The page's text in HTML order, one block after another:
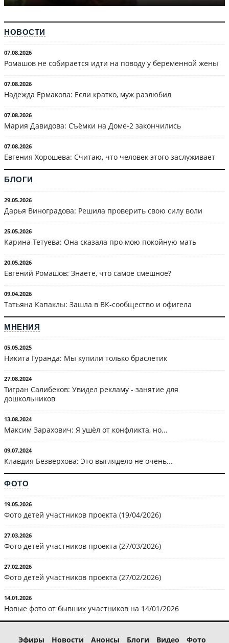
НОВОСТИ
07.08.2026
Ромашов не собирается идти на поводу у беременной жены
07.08.2026
Надежда Ермакова: Если кратко, муж разлюбил
07.08.2026
Мария Давидова: Съёмки на Доме-2 закончились
07.08.2026
Евгения Хорошева: Считаю, что человек этого заслуживает
БЛОГИ
29.05.2026
Дарья Виноградова: Решила проверить свою силу воли
25.05.2026
Карина Тетуева: Она сказала про мою покойную мать
20.05.2026
Евгений Ромашов: Знаете, что самое смешное?
09.04.2026
Татьяна Капаклы: Зашла в ВК-сообщество и офигела
МНЕНИЯ
05.05.2025
Никита Гуранда: Мы купили только браслетик
27.08.2024
Тигран Салибеков: Увидел рекламу - занятие для
дошкольников
13.08.2024
Максим Зарахович: Я ушёл от конфликта, но...
09.07.2024
Клавдия Безверхова: Это выглядело не очень...
ФОТО
19.05.2026
Фото детей участников проекта (19/04/2026)
27.03.2026
Фото детей участников проекта (27/03/2026)
27.02.2026
Фото детей участников проекта (27/02/2026)
14.01.2026
Новые фото от бывших участников на 14/01/2026
Эфиры Новости Анонсы Блоги Видео Фото